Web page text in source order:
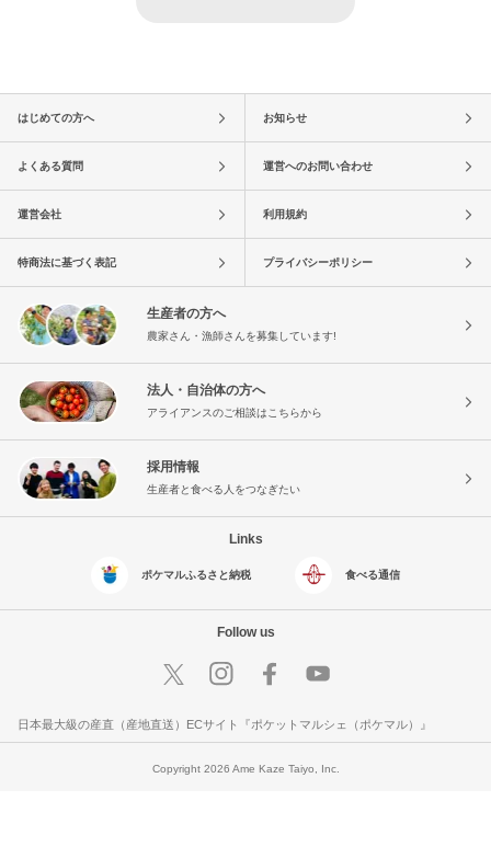
はじめての方へ お知らせ
よくある質問 運営へのお問い合わせ
運営会社 利用規約
特商法に基づく表記 プライバシーポリシー
生産者の方へ
農家さん・漁師さんを募集しています!
法人・自治体の方へ
アライアンスのご相談はこちらから
採用情報
生産者と食べる人をつなぎたい
Links
ポケマルふるさと納税 食べる通信
Follow us
日本最大級の産直（産地直送）ECサイト『ポケットマルシェ（ポケマル）』
Copyright 2026 Ame Kaze Taiyo, Inc.